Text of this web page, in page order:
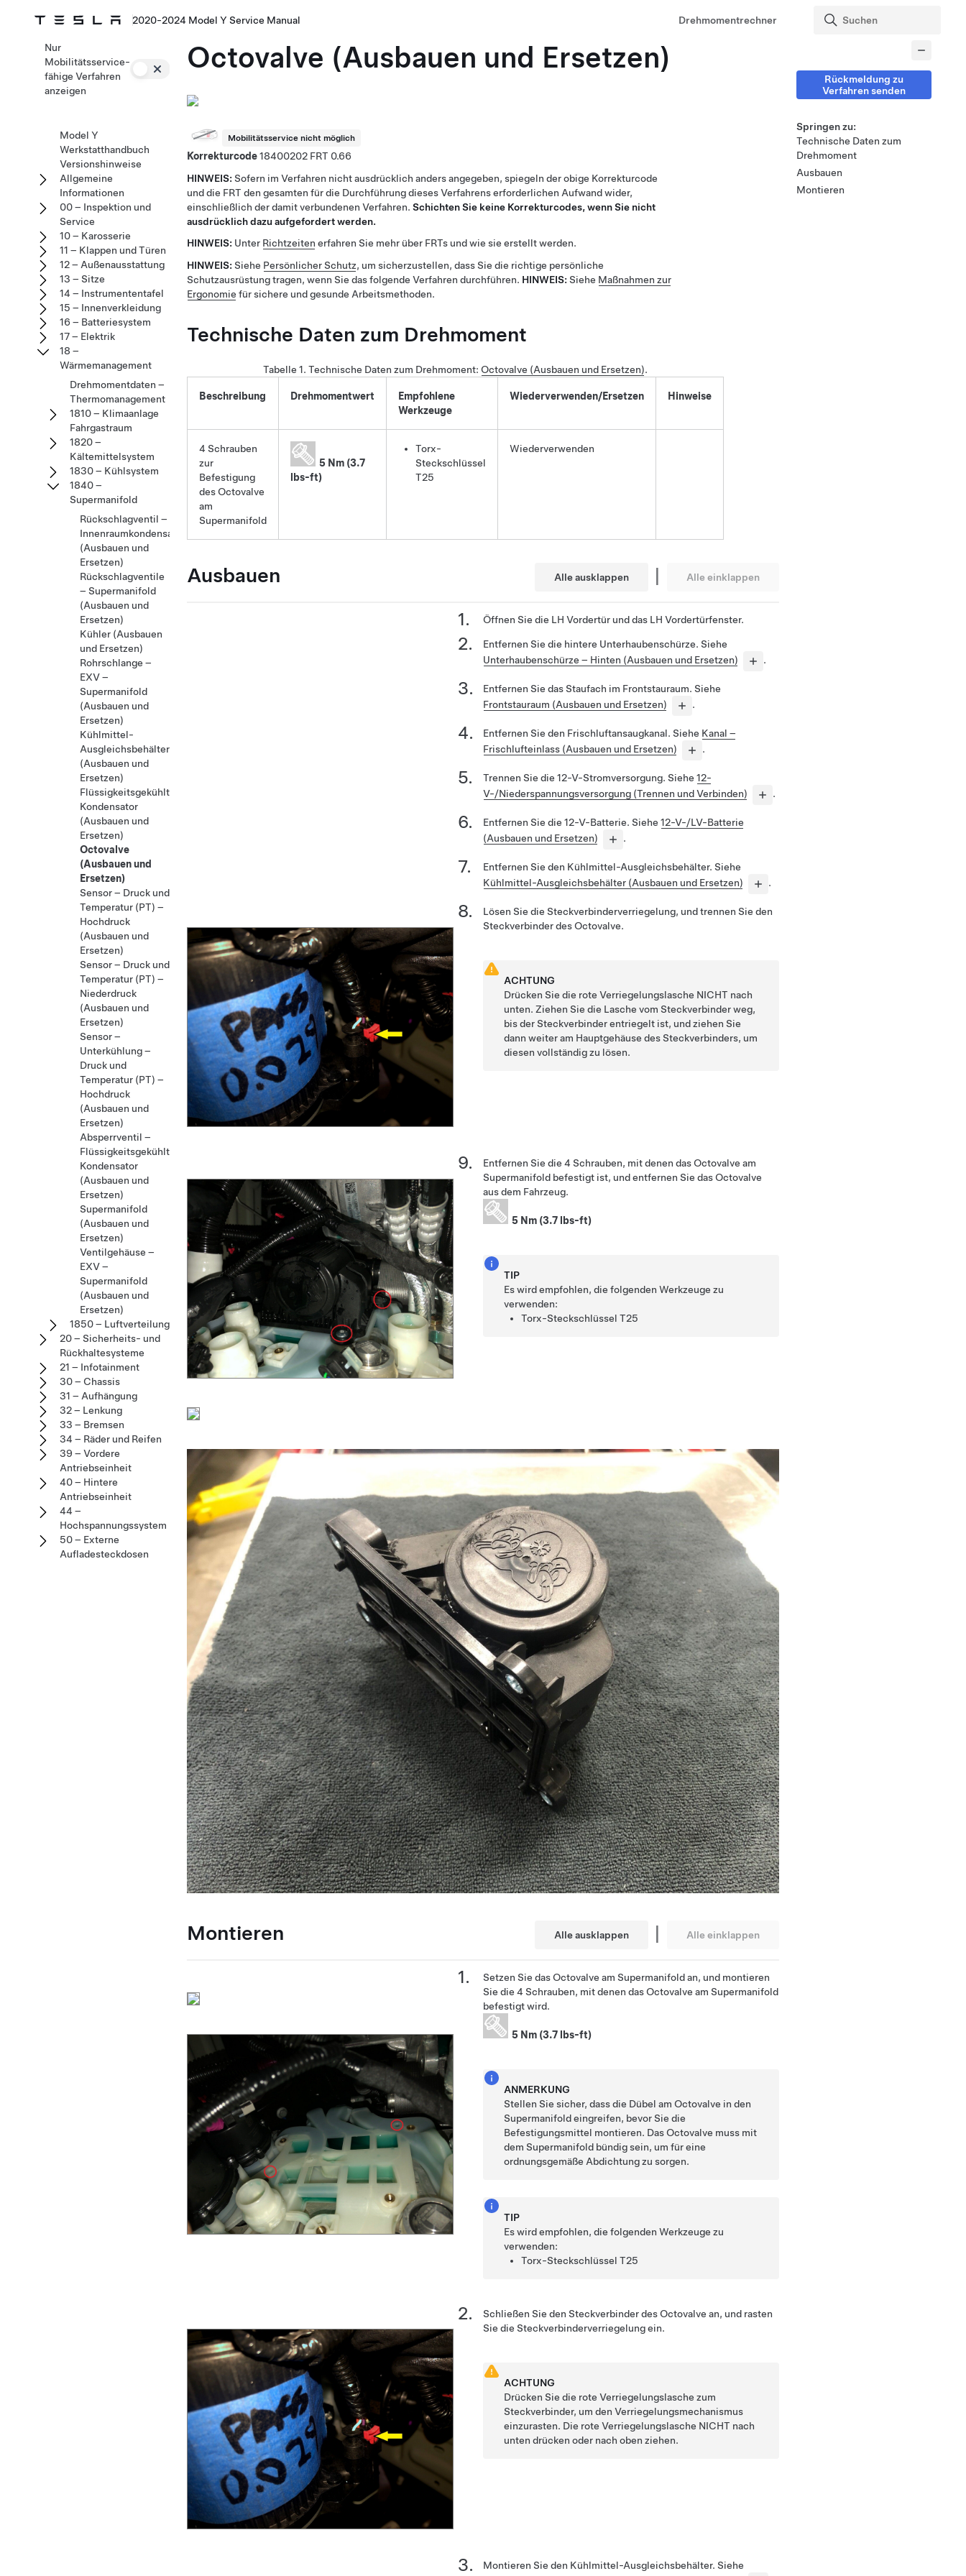
2020-2024 Model Y Service Manual Drehmomentrechner
Octovalve (Ausbauen und Ersetzen)
Mobilitätsservice nicht möglich
Korrekturcode18400202
0.66
HINWEIS: Sofern im Verfahren nicht ausdrücklich anders angegeben, spiegeln der obige Korrekturcode
und die FRT den gesamten für die Durchführung dieses Verfahrens erforderlichen Aufwand wider,
einschließlich der damit verbundenen Verfahren. Schichten Sie keine Korrekturcodes, wenn Sie nicht
ausdrücklich dazu aufgefordert werden.
HINWEIS: Unter Richtzeiten erfahren Sie mehr über FRTs und wie sie erstellt werden.
HINWEIS: Siehe Persönlicher Schutz, um sicherzustellen, dass Sie die richtige persönliche
Schutzausrüstung tragen, wenn Sie das folgende Verfahren durchführen. HINWEIS: Siehe Maßnahmen zur
Ergonomie für sichere und gesunde Arbeitsmethoden.
Technische Daten zum Drehmoment
Tabelle 1. Technische Daten zum Drehmoment: Octovalve (Ausbauen und Ersetzen).
Beschreibung Drehmomentwert
Empfohlene
Werkzeuge
Wiederverwenden/Ersetzen Hinweise
4 Schrauben
zur
Befestigung
des Octovalve
am
Supermanifold
5 Nm (3.7
lbs-ft)
Torx-
Steckschlüssel
T25
Wiederverwenden
Ausbauen Alle ausklappen | Alle einklappen
Öffnen Sie die LH Vordertür und das LH Vordertürfenster.
Entfernen Sie die hintere Unterhaubenschürze. Siehe
Unterhaubenschürze – Hinten (Ausbauen und Ersetzen)
.
Entfernen Sie das Staufach im Frontstauraum. Siehe
Frontstauraum (Ausbauen und Ersetzen)
.
Entfernen Sie den Frischluftansaugkanal. Siehe Kanal –
Frischlufteinlass (Ausbauen und Ersetzen)
.
Trennen Sie die 12-V-Stromversorgung. Siehe 12-
V-/Niederspannungsversorgung (Trennen und Verbinden)
.
Entfernen Sie die 12-V-Batterie. Siehe 12-V-/LV-Batterie
(Ausbauen und Ersetzen)
.
Entfernen Sie den Kühlmittel-Ausgleichsbehälter. Siehe
Kühlmittel-Ausgleichsbehälter (Ausbauen und Ersetzen)
.
Lösen Sie die Steckverbinderverriegelung, und trennen Sie den
Steckverbinder des Octovalve.
ACHTUNG
Drücken Sie die rote Verriegelungslasche NICHT nach
unten. Ziehen Sie die Lasche vom Steckverbinder weg,
bis der Steckverbinder entriegelt ist, und ziehen Sie
dann weiter am Hauptgehäuse des Steckverbinders, um
diesen vollständig zu lösen.
Entfernen Sie die 4 Schrauben, mit denen das Octovalve am
Supermanifold befestigt ist, und entfernen Sie das Octovalve
aus dem Fahrzeug.
5 Nm (3.7 lbs-ft)
TIP
Es wird empfohlen, die folgenden Werkzeuge zu
verwenden:
Torx-Steckschlüssel T25
Montieren Alle ausklappen | Alle einklappen
Setzen Sie das Octovalve am Supermanifold an, und montieren
Sie die 4 Schrauben, mit denen das Octovalve am Supermanifold
befestigt wird.
5 Nm (3.7 lbs-ft)
ANMERKUNG
Stellen Sie sicher, dass die Dübel am Octovalve in den
Supermanifold eingreifen, bevor Sie die
Befestigungsmittel montieren. Das Octovalve muss mit
dem Supermanifold bündig sein, um für eine
ordnungsgemäße Abdichtung zu sorgen.
TIP
Es wird empfohlen, die folgenden Werkzeuge zu
verwenden:
Torx-Steckschlüssel T25
Schließen Sie den Steckverbinder des Octovalve an, und rasten
Sie die Steckverbinderverriegelung ein.
ACHTUNG
Drücken Sie die rote Verriegelungslasche zum
Steckverbinder, um den Verriegelungsmechanismus
einzurasten. Die rote Verriegelungslasche NICHT nach
unten drücken oder nach oben ziehen.
Montieren Sie den Kühlmittel-Ausgleichsbehälter. Siehe
Nur
Mobilitätsservice-
fähige Verfahren
anzeigen
Model Y
Werkstatthandbuch
Versionshinweise
Allgemeine
Informationen
00 – Inspektion und
Service
10 – Karosserie
11 – Klappen und Türen
12 – Außenausstattung
13 – Sitze
14 – Instrumententafel
15 – Innenverkleidung
16 – Batteriesystem
17 – Elektrik
18 –
Wärmemanagement
Drehmomentdaten –
Thermomanagement
1810 – Klimaanlage
Fahrgastraum
1820 –
Kältemittelsystem
1830 – Kühlsystem
1840 –
Supermanifold
Rückschlagventil –
Innenraumkondensator
(Ausbauen und
Ersetzen)
Rückschlagventile
– Supermanifold
(Ausbauen und
Ersetzen)
Kühler (Ausbauen
und Ersetzen)
Rohrschlange –
EXV –
Supermanifold
(Ausbauen und
Ersetzen)
Kühlmittel-
Ausgleichsbehälter
(Ausbauen und
Ersetzen)
Flüssigkeitsgekühlter
Kondensator
(Ausbauen und
Ersetzen)
Octovalve
(Ausbauen und
Ersetzen)
Sensor – Druck und
Temperatur (PT) –
Hochdruck
(Ausbauen und
Ersetzen)
Sensor – Druck und
Temperatur (PT) –
Niederdruck
(Ausbauen und
Ersetzen)
Sensor –
Unterkühlung –
Druck und
Temperatur (PT) –
Hochdruck
(Ausbauen und
Ersetzen)
Absperrventil –
Flüssigkeitsgekühlter
Kondensator
(Ausbauen und
Ersetzen)
Supermanifold
(Ausbauen und
Ersetzen)
Ventilgehäuse –
EXV –
Supermanifold
(Ausbauen und
Ersetzen)
1850 – Luftverteilung
20 – Sicherheits- und
Rückhaltesysteme
21 – Infotainment
30 – Chassis
31 – Aufhängung
32 – Lenkung
33 – Bremsen
34 – Räder und Reifen
39 – Vordere
Antriebseinheit
40 – Hintere
Antriebseinheit
44 –
Hochspannungssystem
50 – Externe
Aufladesteckdosen
Rückmeldung zu
Verfahren senden
Springen zu:
Technische Daten zum
Drehmoment
Ausbauen
Montieren